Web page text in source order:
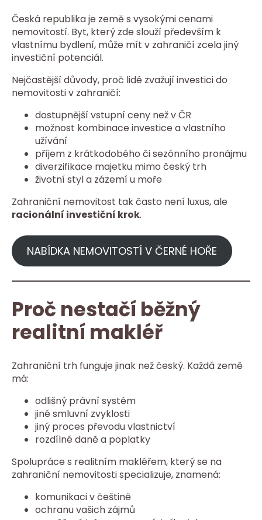
Česká republika je země s vysokými cenami
nemovitostí. Byt, který zde slouží především k
vlastnímu bydlení, může mít v zahraničí zcela jiný
investiční potenciál.
Nejčastější důvody, proč lidé zvažují investici do
nemovitosti v zahraničí:
dostupnější vstupní ceny než v ČR
možnost kombinace investice a vlastního
užívání
příjem z krátkodobého či sezónního pronájmu
diverzifikace majetku mimo český trh
životní styl a zázemí u moře
Zahraniční nemovitost tak často není luxus, ale
racionální investiční krok.
NABÍDKA NEMOVITOSTÍ V ČERNÉ HOŘE
Proč nestačí běžný
realitní makléř
Zahraniční trh funguje jinak než český. Každá země
má:
odlišný právní systém
jiné smluvní zvyklosti
jiný proces převodu vlastnictví
rozdílné daně a poplatky
Spolupráce s realitním makléřem, který se na
zahraniční nemovitosti specializuje, znamená:
komunikaci v češtině
ochranu vašich zájmů